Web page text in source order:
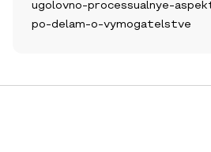
ugolovno-processualnye-
po-delam-o-vymogatelstve